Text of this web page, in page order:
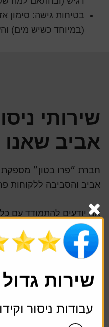
בטיחות גישה: סימון
(במיוחד כשיש מים)
שירותי
אביב
חברת ״פרו בטון״ מספקת
אביב והסביבה ללקוחות
אנו יודעים להתמודד עם
לרבות עבודות בטון
שירות
עבודות ניסור